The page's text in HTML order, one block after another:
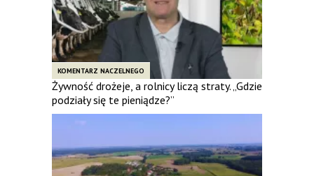
KOMENTARZ NACZELNEGO
Żywność drożeje, a rolnicy liczą straty. „Gdzie
podziały się te pieniądze?”